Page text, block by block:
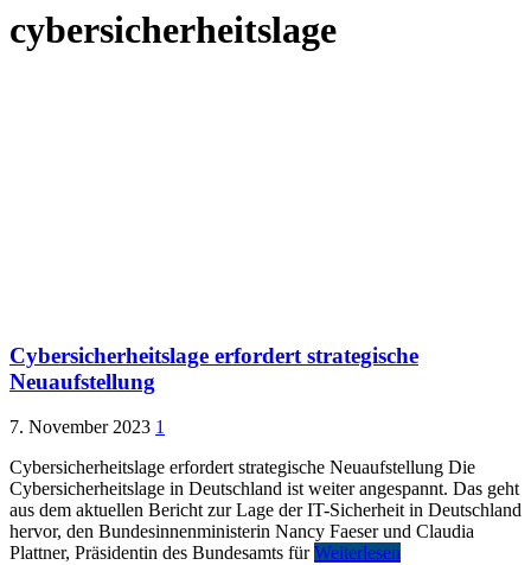
cybersicherheitslage
Cybersicherheitslage erfordert strategische
Neuaufstellung
7. November 2023 1
Cybersicherheitslage erfordert strategische Neuaufstellung Die
Cybersicherheitslage in Deutschland ist weiter angespannt. Das geht
aus dem aktuellen Bericht zur Lage der IT-Sicherheit in Deutschland
hervor, den Bundesinnenministerin Nancy Faeser und Claudia
Plattner, Präsidentin des Bundesamts fürWeiterlesen